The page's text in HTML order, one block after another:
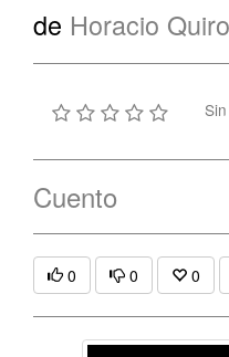
de Horacio
Cuento
0 0 0